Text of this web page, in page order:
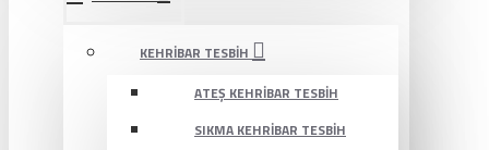
KEHRIBAR TESBIH
ATEŞ KEHRIBAR TESBIH
SIKMA KEHRIBAR TESBIH